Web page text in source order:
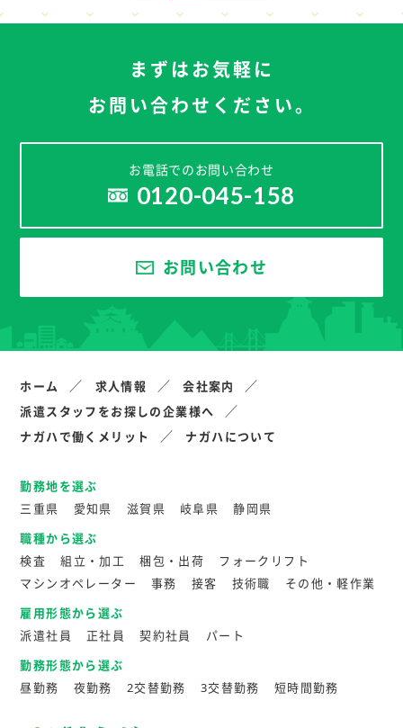
まずはお気軽に
お問い合わせください。
お電話でのお問い合わせ
0120-045-158
お問い合わせ
ホーム 求人情報
会社案内
派遣スタッフをお探しの企業様へ
ナガハで働くメリット
ナガハについて
勤務地を選ぶ
三重県
愛知県 滋賀県 岐阜県
静岡県
職種から選ぶ
検査
組立・加工 梱包・出荷
フォークリフト
マシンオペレーター
事務 接客 技術職
その他・軽作業
雇用形態から選ぶ
派遣社員
正社員 契約社員
パート
勤務形態から選ぶ
昼勤務
夜勤務 2交替勤務 3交替勤務 短時間勤務